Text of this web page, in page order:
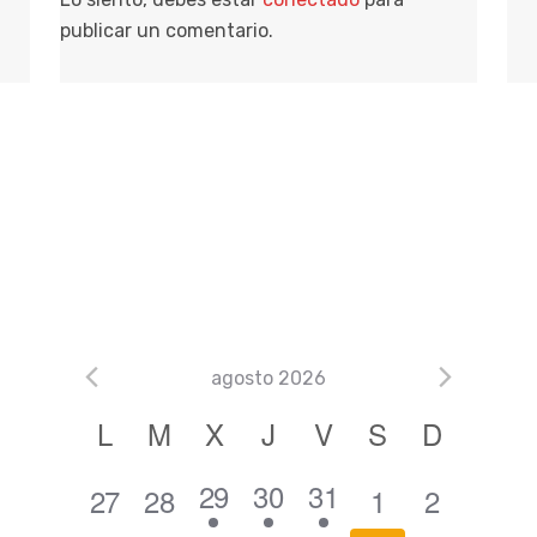
publicar un comentario.
agosto 2026
CL M X J V S
D
0
27 0
28
1
29
2
30
2
31
0
1
0
2